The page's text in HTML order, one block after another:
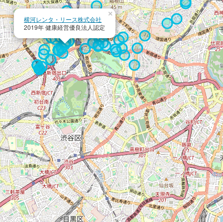
横河レンタ・リース株式会社
2019年 健康経営優良法人認定
×